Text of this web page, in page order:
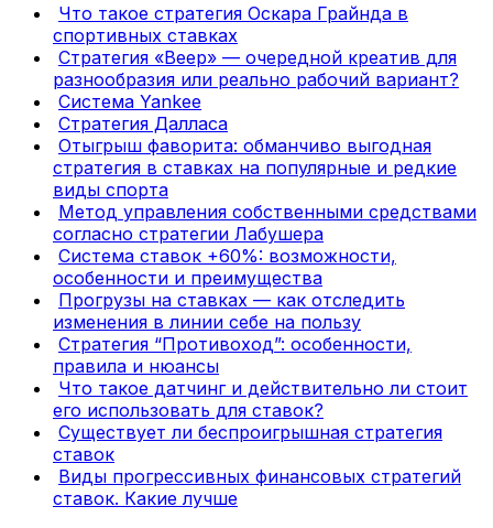
Что такое стратегия Оскара Грайнда в
спортивных ставках
Стратегия «Веер» — очередной креатив для
разнообразия или реально рабочий вариант?
Система Yankee
Стратегия Далласа
Отыгрыш фаворита: обманчиво выгодная
стратегия в ставках на популярные и редкие
виды спорта
Метод управления собственными средствами
согласно стратегии Лабушера
Система ставок +60%: возможности,
особенности и преимущества
Прогрузы на ставках — как отследить
изменения в линии себе на пользу
Стратегия “Противоход”: особенности,
правила и нюансы
Что такое датчинг и действительно ли стоит
его использовать для ставок?
Существует ли беспроигрышная стратегия
ставок
Виды прогрессивных финансовых стратегий
ставок. Какие лучше